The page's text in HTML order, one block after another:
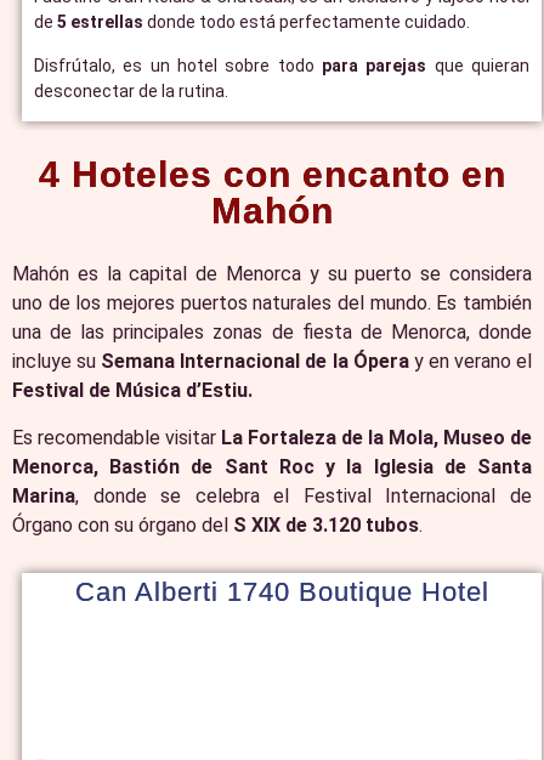
de 5 estrellas donde todo está perfectamente cuidado.
Disfrútalo, es un hotel sobre todo para parejas que quieran
desconectar de la rutina.
4 Hoteles con encanto en
Mahón
Mahón es la capital de Menorca y su puerto se considera
uno de los mejores puertos naturales del mundo. Es también
una de las principales zonas de fiesta de Menorca, donde
incluye su Semana Internacional de la Óperay en verano el
Festival de Música d’Estiu.
Es recomendable visitar La Fortaleza de la Mola, Museo de
Menorca, Bastión de Sant Roc y la Iglesia de Santa
Marina, donde se celebra el Festival Internacional de
Órgano con su órgano del S XIX de 3.120 tubos.
Can Alberti 1740 Boutique Hotel